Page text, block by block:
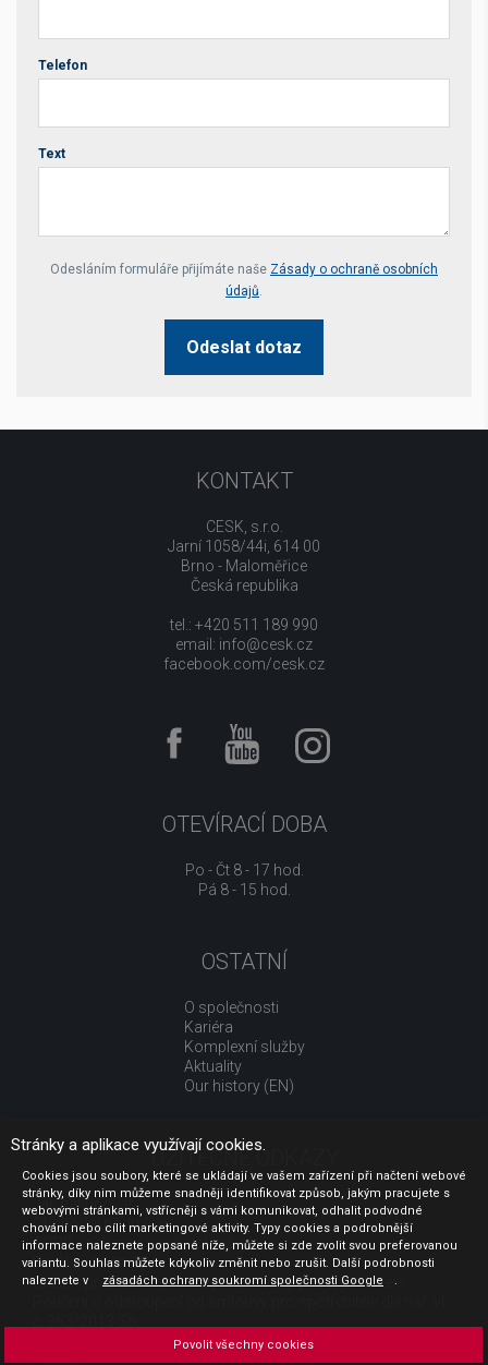
Telefon
Text
Your website *
Odesláním formuláře přijímáte naše Zásady o ochraně osobních
údajů.
Odeslat dotaz
KONTAKT
CESK, s.r.o.
Jarní 1058/44i, 614 00
Brno - Maloměřice
Česká republika
tel.: +420 511 189 990
email: info@cesk.cz
facebook.com/cesk.cz
OTEVÍRACÍ DOBA
Po - Čt 8 - 17 hod.
Pá 8 - 15 hod.
OSTATNÍ
O společnosti
Kariéra
Komplexní služby
Aktuality
Our history (EN)
UŽITEČNÉ ODKAZY
Jak nakupovat
Obchodní podmínky
GDPR - ochrana osobních údajů
Profil zadavatele
Sdělení před uzavřením kupní smlouvy pro spotřebitele
Platba
Stránky a aplikace využívají cookies.
Cookies jsou soubory, které se ukládají ve vašem zařízení při načtení webové
stránky, díky nim můžeme snadněji identifikovat způsob, jakým pracujete s
webovými stránkami, vstřícněji s vámi komunikovat, odhalit podvodné
chování nebo cílit marketingové aktivity. Typy cookies a podrobnější
informace naleznete popsané níže, můžete si zde zvolit svou preferovanou
variantu. Souhlas můžete kdykoliv změnit nebo zrušit. Další podrobnosti
naleznete v
zásadách ochrany soukromí společnosti Google .
Povolit všechny cookies